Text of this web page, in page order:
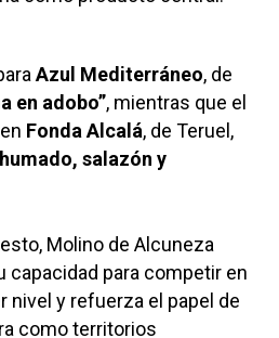
Azul Mediterráneo, de
en adobo”, mientras que el
Fonda Alcalá, de Teruel,
salazón y
Molino de Alcuneza
capacidad para competir en
nivel y refuerza el papel de
como territorios